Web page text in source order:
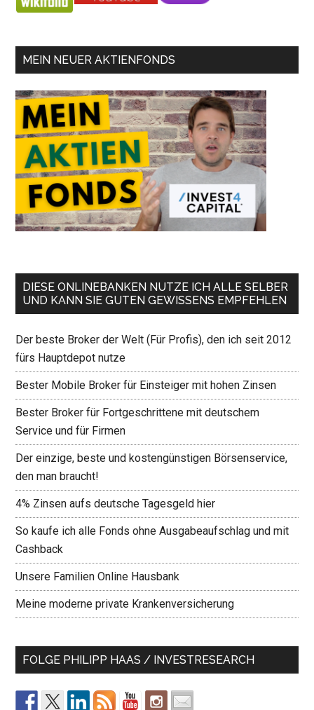
MEIN NEUER AKTIENFONDS
DIESE ONLINEBANKEN NUTZE ICH ALLE SELBER
UND KANN SIE GUTEN GEWISSENS EMPFEHLEN
Der beste Broker der Welt (Für Profis), den ich seit 2012
fürs Hauptdepot nutze
Bester Mobile Broker für Einsteiger mit hohen Zinsen
Bester Broker für Fortgeschrittene mit deutschem
Service und für Firmen
Der einzige, beste und kostengünstigen Börsenservice,
den man braucht!
4% Zinsen aufs deutsche Tagesgeld hier
So kaufe ich alle Fonds ohne Ausgabeaufschlag und mit
Cashback
Unsere Familien Online Hausbank
Meine moderne private Krankenversicherung
FOLGE PHILIPP HAAS / INVESTRESEARCH